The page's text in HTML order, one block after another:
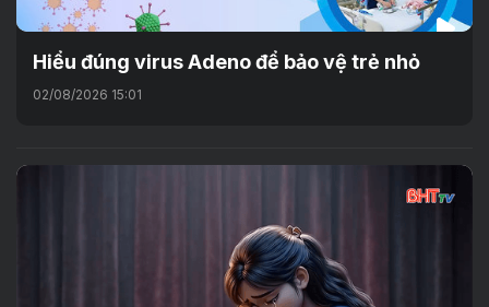
Hiểu đúng virus Adeno để bảo vệ trẻ nhỏ
02/08/2026 15:01